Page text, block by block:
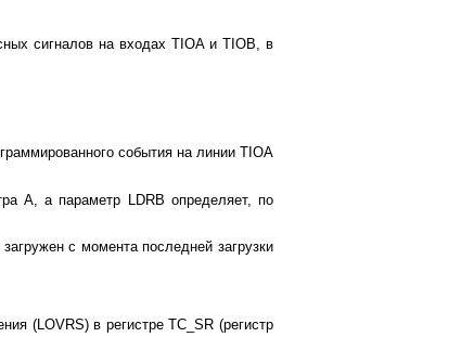
сигналов на входах TIOA и TIOB, в
события на линии TIOA
A, а параметр LDRB определяет, по
с момента последней загрузки
(LOVRS) в регистре TC_SR (регистр